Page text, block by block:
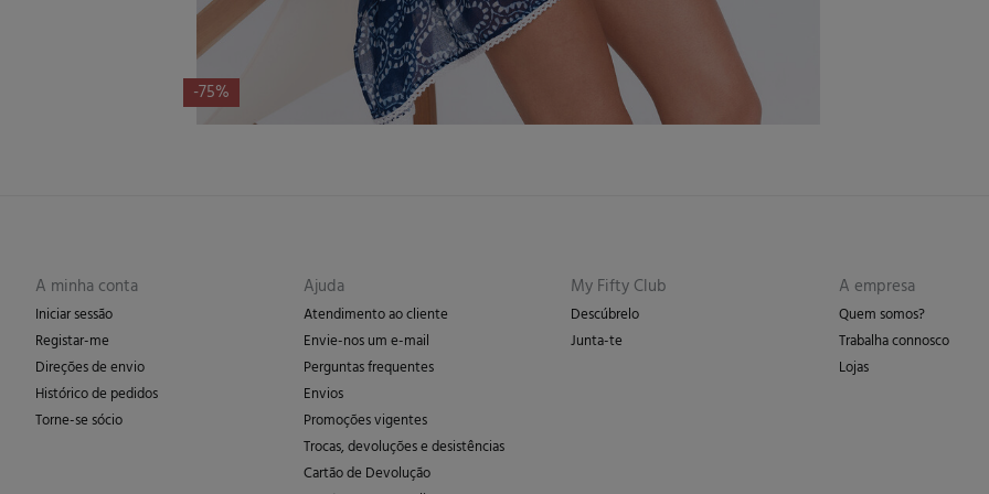
-75%
A minha conta
Iniciar sessão
Registar-me
Direções de envio
Histórico de pedidos
Torne-se sócio
Ajuda
Atendimento ao cliente
Envie-nos um e-mail
Perguntas frequentes
Envios
Promoções vigentes
Trocas, devoluções e desistências
Cartão de Devolução
My Fifty Club
Descúbrelo
Junta-te
A empresa
Quem somos?
Trabalha connosco
Lojas